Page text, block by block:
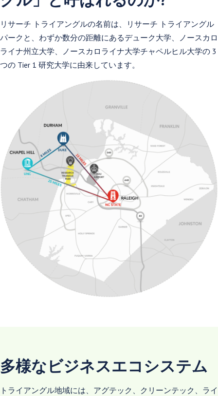
リサーチ トライアングルの名前は、リサーチ トライアングル
パークと、わずか数分の距離にあるデューク大学、ノースカロ
ライナ州立大学、ノースカロライナ大学チャペルヒル大学の 3
つの Tier 1 研究大学に由来しています。
多様なビジネスエコシステム
トライアングル地域には、アグテック、クリーンテック、ライ